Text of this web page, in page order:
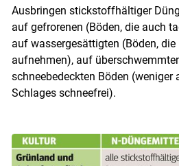
Skip to main
Ausbringen stickstoffhältiger
auf gefrorenen (Böden, die auch
auf wassergesättig­ten (Böden, die
aufnehmen), auf
schneebedeckten Böden (weniger
Schlages schneefrei).